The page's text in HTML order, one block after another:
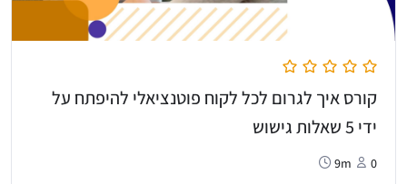
קורס איך לגרום לכל לקוח פוטנציאלי להיפתח על
ידי 5 שאלות גישוש
0
9m